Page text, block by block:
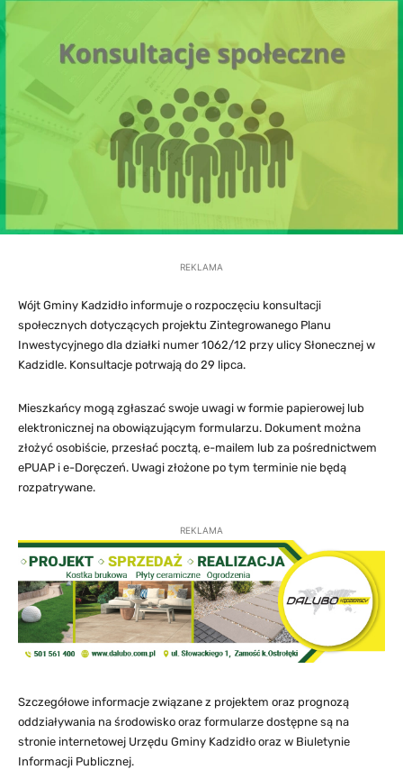
REKLAMA
Wójt Gminy Kadzidło informuje o rozpoczęciu konsultacji
społecznych dotyczących projektu Zintegrowanego Planu
Inwestycyjnego dla działki numer 1062/12 przy ulicy Słonecznej w
Kadzidle. Konsultacje potrwają do 29 lipca.
Mieszkańcy mogą zgłaszać swoje uwagi w formie papierowej lub
elektronicznej na obowiązującym formularzu. Dokument można
złożyć osobiście, przesłać pocztą, e-mailem lub za pośrednictwem
ePUAP i e-Doręczeń. Uwagi złożone po tym terminie nie będą
rozpatrywane.
REKLAMA
Szczegółowe informacje związane z projektem oraz prognozą
oddziaływania na środowisko oraz formularze dostępne są na
stronie internetowej Urzędu Gminy Kadzidło oraz w Biuletynie
Informacji Publicznej.